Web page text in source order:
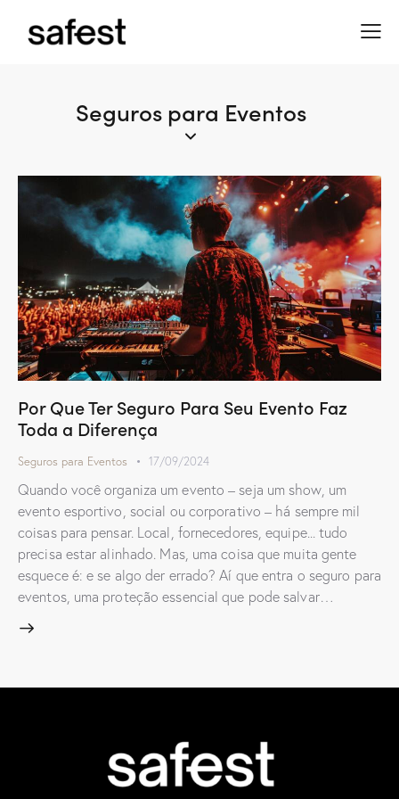
Seguros para Eventos
Por Que Ter Seguro Para Seu Evento Faz
Toda a Diferença
Seguros para Eventos 17/09/2024
Quando você organiza um evento – seja um show, um
evento esportivo, social ou corporativo – há sempre mil
coisas para pensar. Local, fornecedores, equipe... tudo
precisa estar alinhado. Mas, uma coisa que muita gente
esquece é: e se algo der errado? Aí que entra o seguro para
eventos, uma proteção essencial que pode salvar…